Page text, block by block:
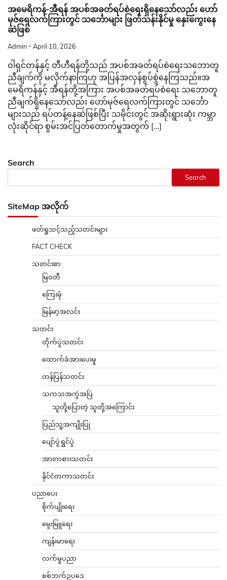
အမေရိကန်-အီရန် အပစ်အခတ်ရပ်စဲရေးရှိနေသော်လည်း ဟော်
မုဇ်ရေလက်ကြားတွင် သင်္ဘောများ ဖြတ်သန်းနိုင်မှု နှေးကွေးနေ
ဆဲဖြစ်
Admin April 10, 2026
ဝါရှင်တန်နှင့် တီဟီရန်တို့သည် အပစ်အခတ်ရပ်စဲရေးသဘောတူ
ညီချက်ကို မလိုက်နာကြဟု အပြန်အလှန်စွပ်စွဲနေကြသည်။အ
မေရိကန်နှင့် အီရန်တို့အကြား အပစ်အခတ်ရပ်စဲရေး သဘောတူ
ညီချက်ရှိနေသော်လည်း ဟော်မုဇ်ရေလက်ကြားတွင် သင်္ဘော
များသည် ရပ်တန့်နေဆဲဖြစ်ပြီး သမိုင်းတွင် အဆိုးရွားဆုံး ကမ္ဘာ
လုံးဆိုင်ရာ စွမ်းအင်ပြတ်တောက်မှုအတွက် […]
Search
Search
SiteMap အလိုက်
ဖတ်ရှုသင့်သည့်သတင်းများ
FACT CHECK
သတင်းစာ
မြဝတီ
ကြေးမုံ
မြန်မာ့အလင်း
သတင်း
တိုက်ပွဲသတင်း
ထောက်ခံအားပေးမှု
တန်ပြန်သတင်း
သကသအကွဲအပြဲ
သူတို့ပြောတဲ့ သူတို့အကြောင်း
ပြည်သူ့အကျိုးပြု
ပျော်ပွဲရွှင်ပွဲ
အားကစားသတင်း
နိုင်ငံတကာသတင်း
ပညာပေး
စိုက်ပျိုးရေး
မွေးမြူရေး
ကျန်းမာရေး
လက်မှုပညာ
စစ်ဘက်ဥပဒေ